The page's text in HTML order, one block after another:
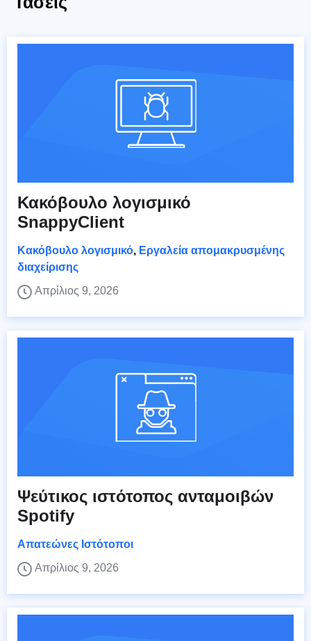
Κακόβουλο λογισμικό
SnappyClient
Κακόβουλο λογισμικό, Εργαλεία απομακρυσμένης
διαχείρισης
Απρίλιος 9, 2026
Ψεύτικος ιστότοπος ανταμοιβών
Spotify
Απατεώνες Ιστότοποι
Απρίλιος 9, 2026